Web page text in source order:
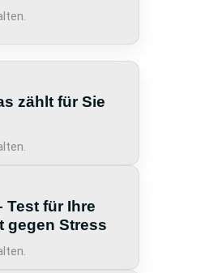
zählt für Sie
Test für Ihre
gegen Stress